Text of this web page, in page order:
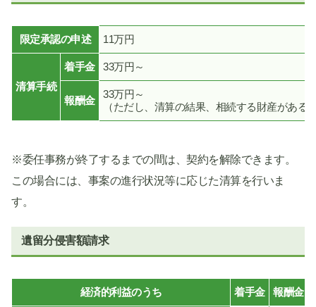
限定承認の申述 11万円
清算手続
着手金 33万円～
報酬金
33万円～
（ただし、清算の結果、相続する財産があ
※委任事務が終了するまでの間は、契約を解除できます。
この場合には、事案の進行状況等に応じた清算を行いま
す。
遺留分侵害額請求
経済的利益のうち 着手金 報酬金